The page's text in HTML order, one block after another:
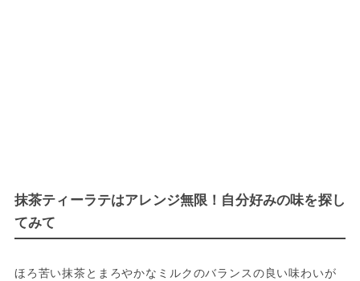
抹茶ティーラテはアレンジ無限！自分好みの味を探し
てみて
ほろ苦い抹茶とまろやかなミルクのバランスの良い味わいが